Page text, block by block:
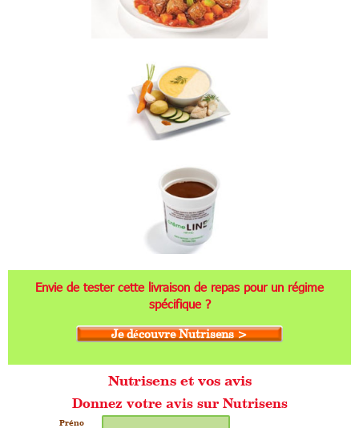
Envie de tester cette livraison de repas pour un régime
spécifique ?
Je découvre Nutrisens >
Nutrisens et vos avis
Donnez votre avis sur Nutrisens
Préno